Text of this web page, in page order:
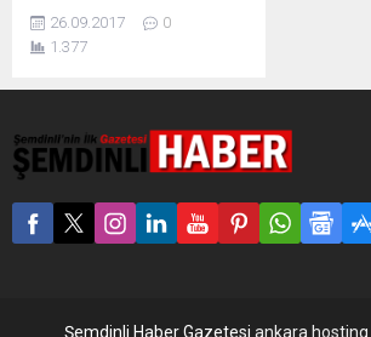
yönelik olarak ekonomik
yaptırımların devreye
yönetiminin ortada
kalacağını öne sürerek,
"TIR'lar Kuzey Irak'a
gitmediğinde bunlar yiyecek
dahi bulamayacak. O zaman
ekonomik yaptırımların
26.09.2017
0
1.377
Şemdinli Haber Gazetesi ankara hosting